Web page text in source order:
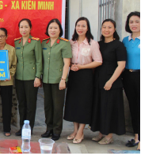
MỆNH LÀ:
CHÍNH